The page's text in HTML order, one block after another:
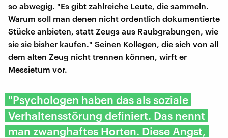
so abwegig. "Es gibt zahlreiche Leute, die sammeln.
Warum soll man denen nicht ordentlich dokumentierte
Stücke anbieten, statt Zeugs aus Raubgrabungen, wie
sie sie bisher kaufen." Seinen Kollegen, die sich von all
dem alten Zeug nicht trennen können, wirft er
Messietum vor.
"Psychologen haben das als soziale
Verhaltensstörung definiert. Das nennt
man zwanghaftes Horten. Diese Angst,